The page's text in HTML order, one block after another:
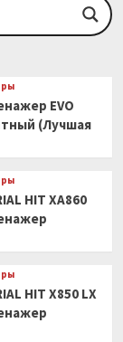
Orion
EVO
(Лучшая
HIT XA860
HIT X850 LX